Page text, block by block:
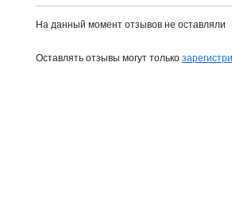
На данный момент отзывов не оставляли
Оставлять отзывы могут только